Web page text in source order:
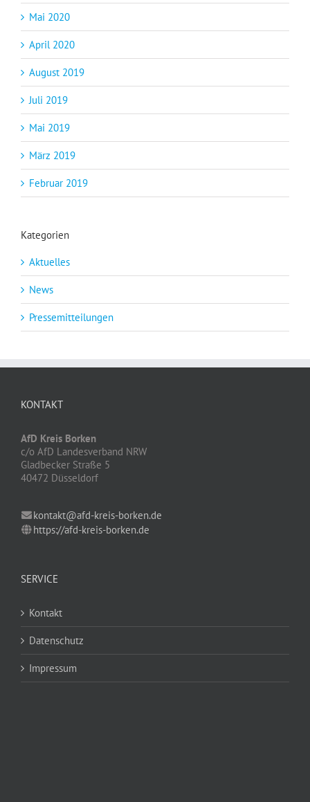
Mai 2020
April 2020
August 2019
Juli 2019
Mai 2019
März 2019
Februar 2019
Kategorien
Aktuelles
News
Pressemitteilungen
KONTAKT
AfD Kreis Borken
c/o AfD Landesverband NRW
Gladbecker Straße 5
40472 Düsseldorf
kontakt@afd-kreis-borken.de
https://afd-kreis-borken.de
SERVICE
Kontakt
Datenschutz
Impressum